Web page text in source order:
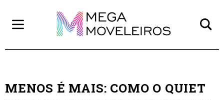
MENOS É MAIS: COMO O QUIET